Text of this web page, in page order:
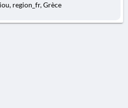
region_fr, Grèce